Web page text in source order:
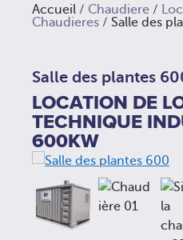
Accueil / Chaudiere /
Chaudieres / Salle des
Salle des plantes
LOCATION DE
TECHNIQUE
600KW